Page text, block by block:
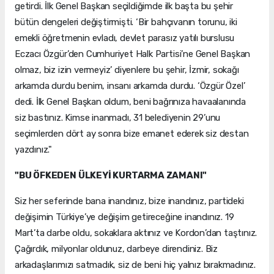
getirdi. İlk Genel Başkan seçildiğimde ilk başta bu şehir
bütün dengeleri değiştirmişti. ‘Bir bahçıvanın torunu, iki
emekli öğretmenin evladı, devlet parasız yatılı burslusu
Eczacı Özgür’den Cumhuriyet Halk Partisi’ne Genel Başkan
olmaz, biz izin vermeyiz’ diyenlere bu şehir, İzmir, sokağı
arkamda durdu benim, insanı arkamda durdu. ‘Özgür Özel’
dedi. İlk Genel Başkan oldum, beni bağrınıza havaalanında
siz bastınız. Kimse inanmadı, 31 belediyenin 29’unu
seçimlerden dört ay sonra bize emanet ederek siz destan
yazdınız."
"BU ÖFKEDEN ÜLKEYİ KURTARMA ZAMANI"
Siz her seferinde bana inandınız, bize inandınız, partideki
değişimin Türkiye’ye değişim getireceğine inandınız. 19
Mart’ta darbe oldu, sokaklara aktınız ve Kordon’dan taştınız.
Çağırdık, milyonlar oldunuz, darbeye direndiniz. Biz
arkadaşlarımızı satmadık, siz de beni hiç yalnız bırakmadınız.